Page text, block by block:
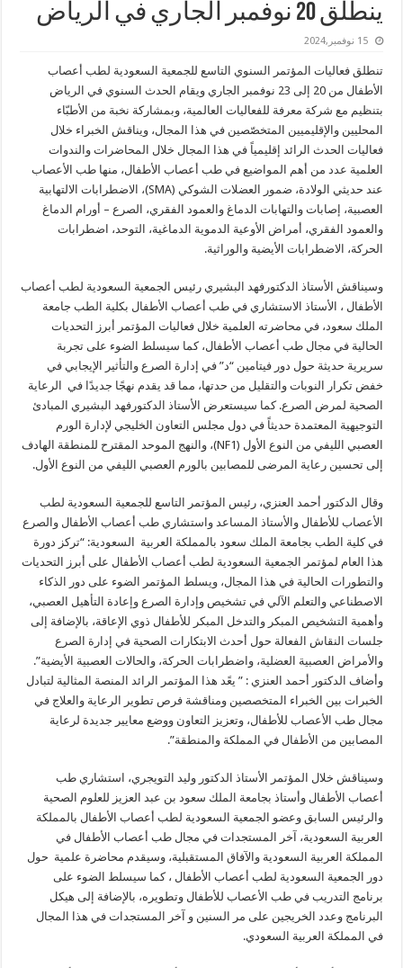
ينطلق 20 نوفمبر الجاري في الرياض
15 نوفمبر,2024
تنطلق فعاليات المؤتمر السنوي التاسع للجمعية السعودية لطب أعصاب
الأطفال من 20 إلى 23 نوفمبر الجاري ويقام الحدث السنوي في الرياض
بتنظيم مع شركة معرفة للفعاليات العالمية، وبمشاركة نخبة من الأطبّاء
المحليين والإقليميين المتخصّصين في هذا المجال، ويناقش الخبراء خلال
فعاليات الحدث الرائد إقليمياً في هذا المجال خلال المحاضرات والندوات
العلمية عدد من أهم المواضيع في طب أعصاب الأطفال، منها طب الأعصاب
عند حديثي الولادة، ضمور العضلات الشوكي (SMA)، الاضطرابات الالتهابية
العصبية، إصابات والتهابات الدماغ والعمود الفقري، الصرع – أورام الدماغ
والعمود الفقري، أمراض الأوعية الدموية الدماغية، التوحد، اضطرابات
الحركة، الاضطرابات الأيضية والوراثية.
وسيناقش الأستاذ الدكتورفهد البشيري رئيس الجمعية السعودية لطب أعصاب
الأطفال ، الأستاذ الاستشاري في طب أعصاب الأطفال بكلية الطب جامعة
الملك سعود، في محاضرته العلمية خلال فعاليات المؤتمر أبرز التحديات
الحالية في مجال طب أعصاب الأطفال، كما سيسلط الضوء على تجربة
سريرية حديثة حول دور فيتامين “د” في إدارة الصرع والتأثير الإيجابي في
خفض تكرار النوبات والتقليل من حدتها، مما قد يقدم نهجًا جديدًا في الرعاية
الصحية لمرض الصرع. كما سيستعرض الأستاذ الدكتورفهد البشيري المبادئ
التوجيهية المعتمدة حديثاً في دول مجلس التعاون الخليجي لإدارة الورم
العصبي الليفي من النوع الأول (NF1)، والنهج الموحد المقترح للمنطقة الهادف
إلى تحسين رعاية المرضى للمصابين بالورم العصبي الليفي من النوع الأول.
وقال الدكتور أحمد العنزي، رئيس المؤتمر التاسع للجمعية السعودية لطب
الأعصاب للأطفال والأستاذ المساعد واستشاري طب أعصاب الأطفال والصرع
في كلية الطب بجامعة الملك سعود بالمملكة العربية السعودية: “تركز دورة
هذا العام لمؤتمر الجمعية السعودية لطب أعصاب الأطفال على أبرز التحديات
والتطورات الحالية في هذا المجال، ويسلط المؤتمر الضوء على دور الذكاء
الاصطناعي والتعلم الآلي في تشخيص وإدارة الصرع وإعادة التأهيل العصبي،
وأهمية التشخيص المبكر والتدخل المبكر للأطفال ذوي الإعاقة، بالإضافة إلى
جلسات النقاش الفعالة حول أحدث الابتكارات الصحية في إدارة الصرع
والأمراض العصبية العضلية، واضطرابات الحركة، والحالات العصبية الأيضية”.
وأضاف الدكتور أحمد العنزي : ” يعًد هذا المؤتمر الرائد المنصة المثالية لتبادل
الخبرات بين الخبراء المتخصصين ومناقشة فرص تطوير الرعاية والعلاج في
مجال طب الأعصاب للأطفال، وتعزيز التعاون ووضع معايير جديدة لرعاية
المصابين من الأطفال في المملكة والمنطقة”.
وسيناقش خلال المؤتمر الأستاذ الدكتور وليد التويجري، استشاري طب
أعصاب الأطفال وأستاذ بجامعة الملك سعود بن عبد العزيز للعلوم الصحية
والرئيس السابق وعضو الجمعية السعودية لطب أعصاب الأطفال بالمملكة
العربية السعودية، آخر المستجدات في مجال طب أعصاب الأطفال في
المملكة العربية السعودية والآفاق المستقبلية، وسيقدم محاضرة علمية حول
دور الجمعية السعودية لطب أعصاب الأطفال ، كما سيسلط الضوء على
برنامج التدريب في طب الأعصاب للأطفال وتطويره، بالإضافة إلى هيكل
البرنامج وعدد الخريجين على مر السنين و آخر المستجدات في هذا المجال
في المملكة العربية السعودي.